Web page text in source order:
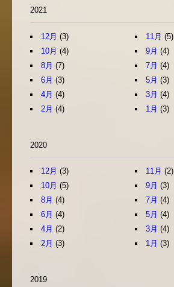
2021
12月 (3) 11月 (5)
10月 (4) 9月 (4)
8月 (7) 7月 (4)
6月 (3) 5月 (3)
4月 (4) 3月 (4)
2月 (4) 1月 (3)
2020
12月 (3) 11月 (2)
10月 (5) 9月 (3)
8月 (4) 7月 (4)
6月 (4) 5月 (4)
4月 (2) 3月 (4)
2月 (3) 1月 (3)
2019